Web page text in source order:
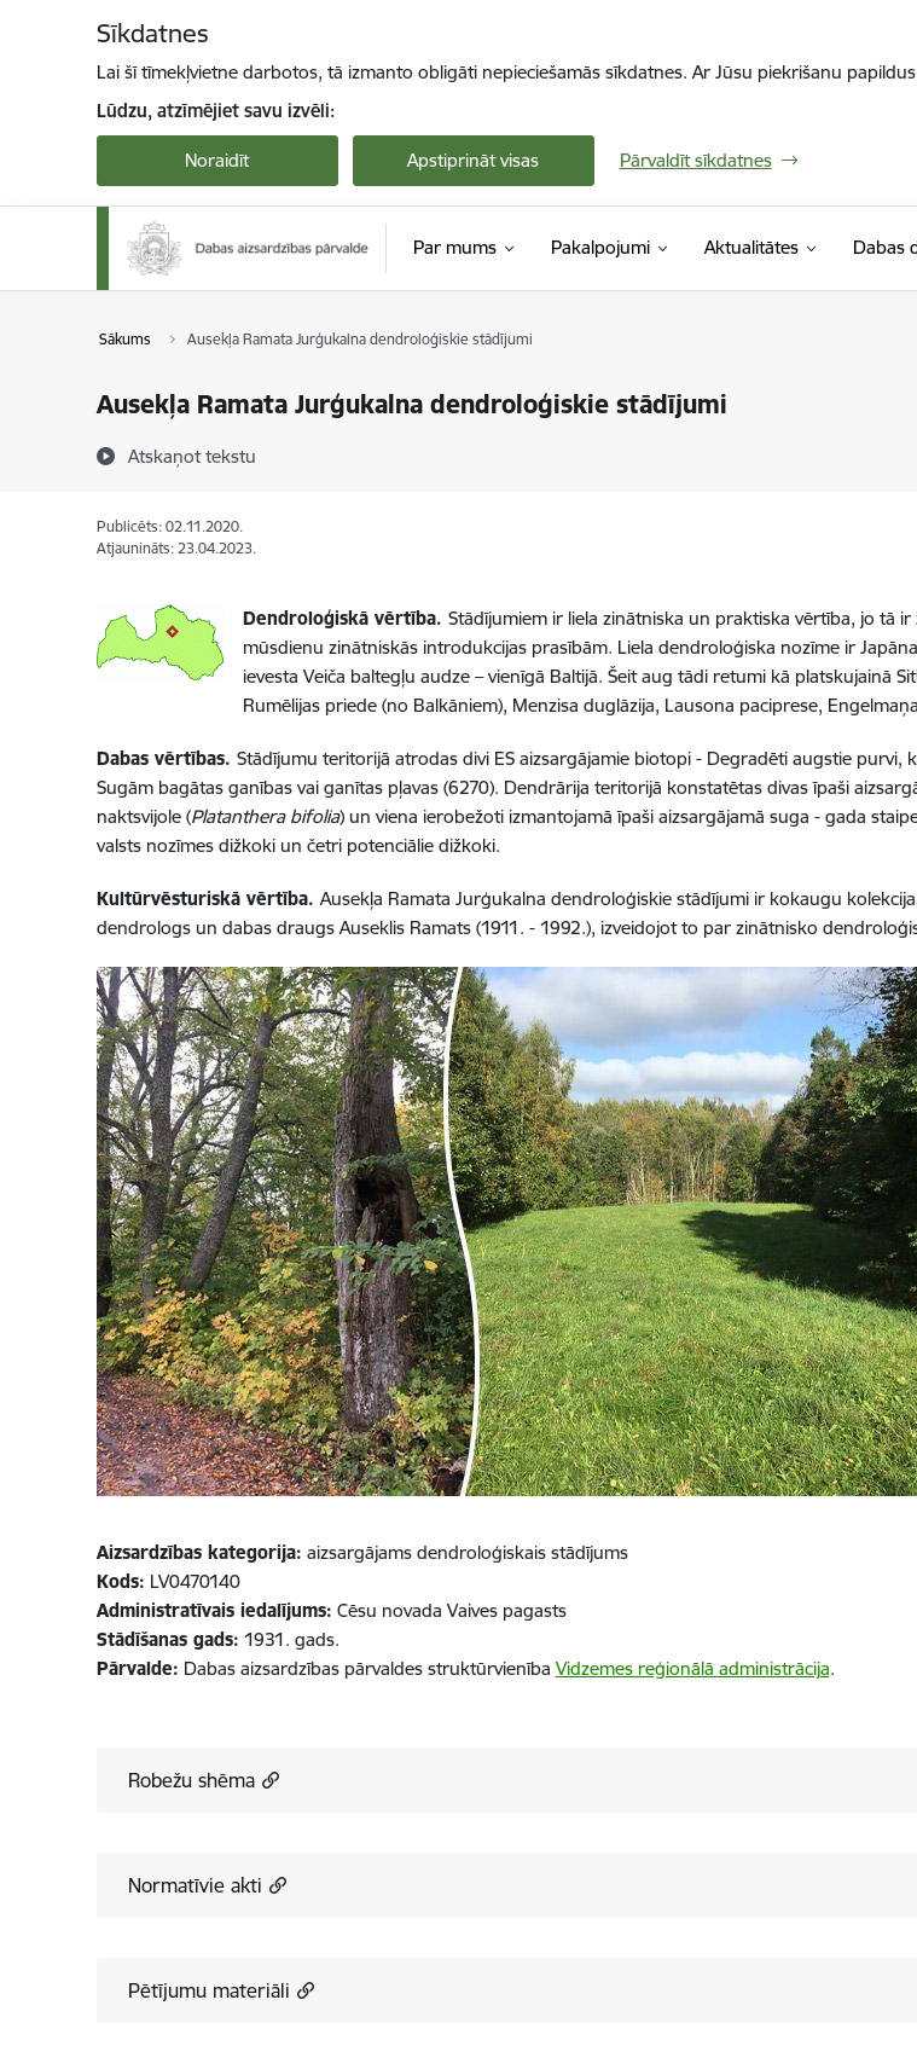
Sīkdatnes
Lai šī tīmekļvietne darbotos, tā izmanto obligāti nepieciešamās sīkdatnes. Ar Jūsu piekrišanu
Lūdzu, atzīmējiet savu izvēli:
Noraidīt Apstiprināt visas Pārvaldīt sīkdatnes
Par mums Pakalpojumi Aktualitātes Dabas
Sākums Ausekļa Ramata Jurģukalna dendroloģiskie stādījumi
Ausekļa Ramata Jurģukalna dendroloģiskie stādījumi
Atskaņot tekstu
Publicēts: 02.11.2020.
Atjaunināts: 23.04.2023.
Dendroloģiskā vērtība. Stādījumiem ir liela zinātniska un praktiska vērtība, jo tā
mūsdienu zinātniskās introdukcijas prasībām. Liela dendroloģiska nozīme ir
ievesta Veiča baltegļu audze – vienīgā Baltijā. Šeit aug tādi retumi kā platskujainā
Rumēlijas priede (no Balkāniem), Menzisa duglāzija, Lausona paciprese,
Dabas vērtības. Stādījumu teritorijā atrodas divi ES aizsargājamie biotopi - Degradēti augstie
Sugām bagātas ganības vai ganītas pļavas (6270). Dendrārija teritorijā konstatētas divas īpaši
naktsvijole (Platanthera bifolia) un viena ierobežoti izmantojamā īpaši aizsargājamā suga - gada
valsts nozīmes dižkoki un četri potenciālie dižkoki.
Kultūrvēsturiskā vērtība. Ausekļa Ramata Jurģukalna dendroloģiskie stādījumi ir kokaugu
dendrologs un dabas draugs Auseklis Ramats (1911. - 1992.), izveidojot to par zinātnisko
Aizsardzības kategorija: aizsargājams dendroloģiskais stādījums
Kods: LV0470140
Administratīvais iedalījums: Cēsu novada Vaives pagasts
Stādīšanas gads: 1931. gads.
Pārvalde: Dabas aizsardzības pārvaldes struktūrvienība Vidzemes reģionālā administrācija.
Robežu shēma
Normatīvie akti
Pētījumu materiāli